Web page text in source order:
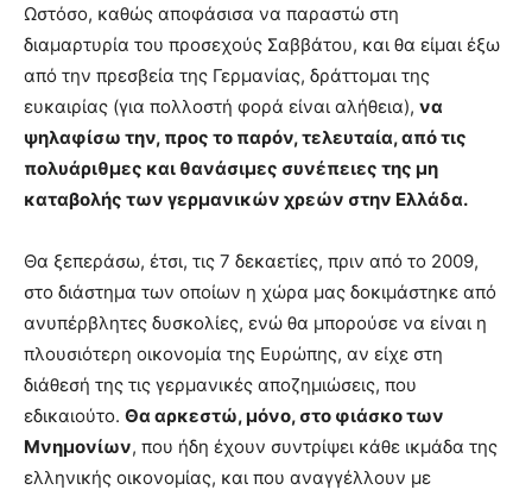
Ωστόσο, καθώς αποφάσισα να παραστώ στη
διαμαρτυρία του προσεχούς Σαββάτου, και θα είμαι έξω
από την πρεσβεία της Γερμανίας, δράττομαι της
ευκαιρίας (για πολλοστή φορά είναι αλήθεια), να
ψηλαφίσω την, προς το παρόν, τελευταία, από τις
πολυάριθμες και θανάσιμες συνέπειες της μη
καταβολής των γερμανικών χρεών στην Ελλάδα.
Θα ξεπεράσω, έτσι, τις 7 δεκαετίες, πριν από το 2009,
στο διάστημα των οποίων η χώρα μας δοκιμάστηκε από
ανυπέρβλητες δυσκολίες, ενώ θα μπορούσε να είναι η
πλουσιότερη οικονομία της Ευρώπης, αν είχε στη
διάθεσή της τις γερμανικές αποζημιώσεις, που
εδικαιούτο. Θα αρκεστώ, μόνο, στο φιάσκο των
Μνημονίων, που ήδη έχουν συντρίψει κάθε ικμάδα της
ελληνικής οικονομίας, και που αναγγέλλουν με